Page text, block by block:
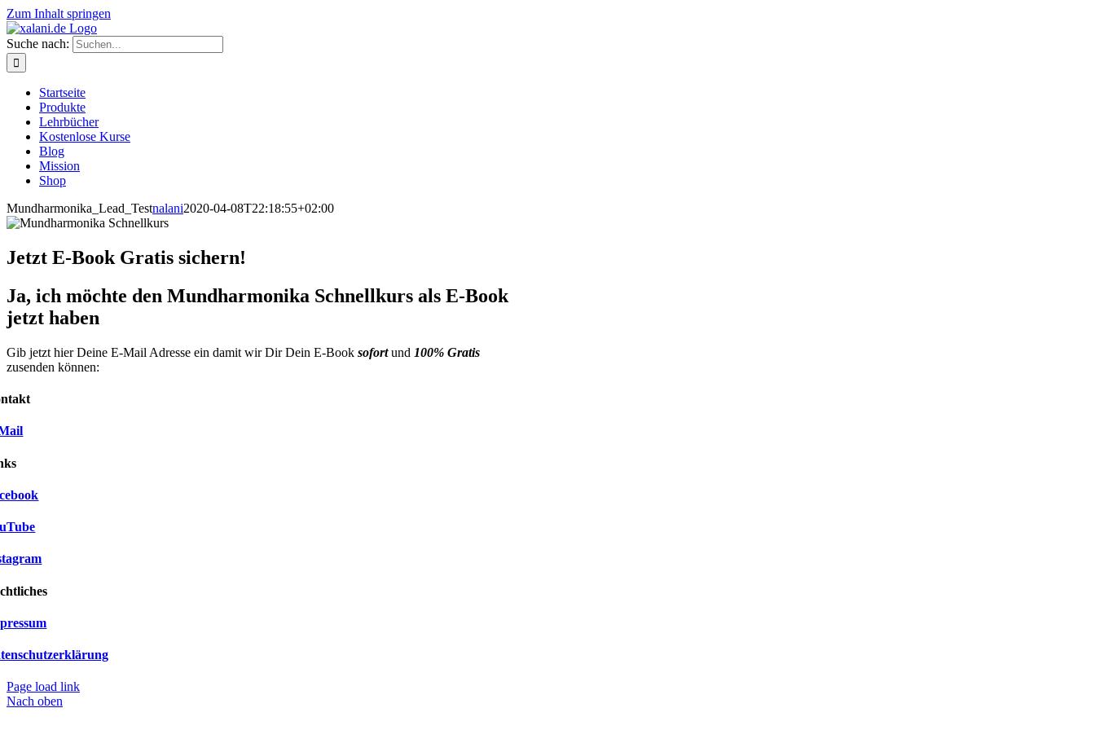
Zum Inhalt springen
Suche nach:
Startseite
Produkte
Lehrbücher
Kostenlose Kurse
Blog
Mission
Shop
Mundharmonika_Lead_Testnalani2020-04-08T22:18:55+02:00
Jetzt E-Book Gratis sichern!
Ja, ich möchte den Mundharmonika Schnellkurs als E-Book
jetzt haben
Gib jetzt hier Deine E-Mail Adresse ein damit wir Dir Dein E-Book sofortund 100% Gratis
zusenden können:
Page load link
Nach oben